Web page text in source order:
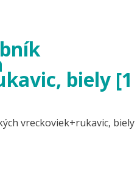
biely [1
vreckoviek+rukavic, biely